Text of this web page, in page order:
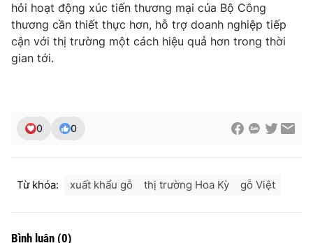
hỏi hoạt động xúc tiến thương mại của Bộ Công
thương cần thiết thực hơn, hỗ trợ doanh nghiệp tiếp
cận với thị trường một cách hiệu quả hơn trong thời
gian tới.
0 0
Từ khóa: xuất khẩu gỗ thị trường Hoa Kỳ gỗ Việt
Bình luận (0)